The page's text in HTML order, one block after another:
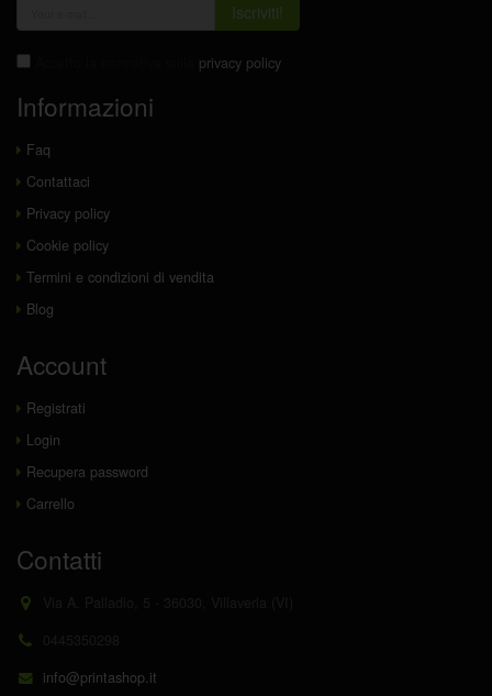
Iscriviti!
privacy policy
Informazioni
Faq
Contattaci
Privacy policy
Cookie policy
Termini e condizioni di vendita
Blog
Account
Registrati
Login
Recupera password
Carrello
Contatti
info@printashop.it